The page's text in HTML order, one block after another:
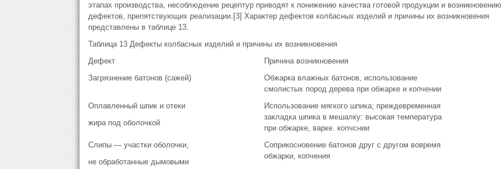
этапах производства, несоблюдение рецептур приводят к понижению качества готовой продукции и возникновению
дефектов, препятствующих реализации.[3] Характер дефектов колбасных изделий и причины их возникновения
представлены в таблице 13.
Таблица 13 Дефекты колбасных изделий и причины их возникновения
Дефект
Причина возникновения
Загрязнение батонов (сажей)
Обжарка влажных батонов, использование
смолистых пород дерева при обжарке и копчении
Оплавленный шпик и отеки
жира под оболочкой
Использование мягкого шпика; преждевременная
закладка шпика в мешалку: высокая температура
при обжарке, варке. копчснии
Слипы — участки оболочки,
не обработанные дымовыми
Соприкосновение батонов друг с другом вовремя
обжарки, копчения